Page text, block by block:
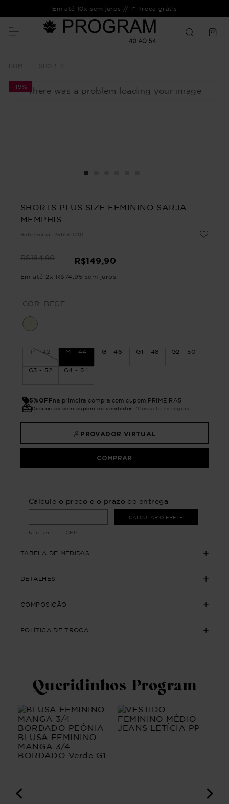
Em até 10x sem juros // 1ª Troca grátis
SHORTS
There was a problem loading your image
-19%
SHORTS PLUS SIZE FEMININO SARJA
MEMPHIS
Referência : 2561311701
R$184,90 R$149,90
Em até 2 x R$ 74 95 sem juros
COR: BEGE
P - 42 M - 44 G - 46 G1 - 48 G2 - 50
G3 - 52 G4 - 54
5%OFFna primeira compra com cupom PRIMEIRA5
Descontos com cupom de vendedor *Consulte as regras
PROVADOR VIRTUAL
COMPRAR
Calcule o preço e o prazo de entrega
CALCULAR O FRETE
Não sei meu CEP
TABELA DE MEDIDAS
DETALHES
COMPOSIÇÃO
POLÍTICA DE TROCA
Queridinhos Program